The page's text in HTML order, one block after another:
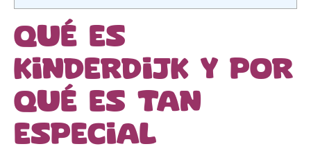
Qué es
Kinderdijk y por
qué es tan
especial